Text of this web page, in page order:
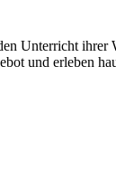
Unterricht ihrer
und erleben